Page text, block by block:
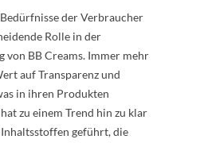
der Verbraucher
Rolle in der
BB Creams. Immer mehr
auf Transparenz und
in ihren Produkten
zu einem Trend hin zu klar
geführt, die